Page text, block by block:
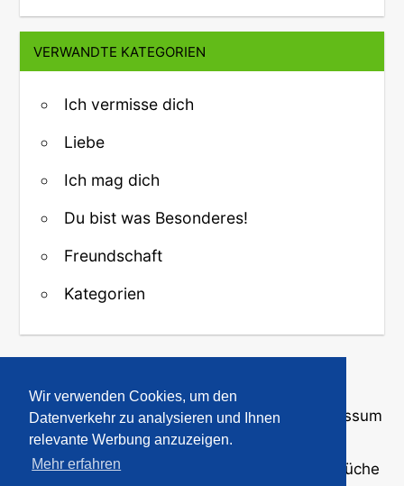
Wir verwenden Cookies, um den
Datenverkehr zu analysieren und Ihnen
relevante Werbung anzuzeigen.
Mehr erfahren
VERWANDTE KATEGORIEN
Ich vermisse dich
Liebe
Ich mag dich
Du bist was Besonderes!
Freundschaft
Kategorien
↑ Zurück zum Anfang
Über uns·Kontakt·Datenschutz Impressum
© 2008-2026 · Bilder und Sprüche